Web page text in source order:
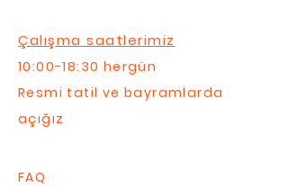
Çalışma saatlerimiz
10:00-18:30 hergün
Resmi tatil ve bayramlarda
açığız
FAQ